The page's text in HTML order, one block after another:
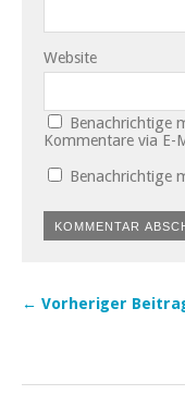
Website
Benachrichtige
Kommentare via E-
Benachrichtige
← Vorheriger